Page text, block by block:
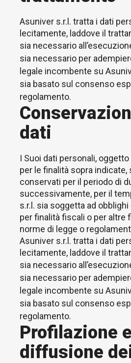
Asuniver s.r.l. tratta i dati
lecitamente, laddove il
sia necessario
sia necessario per
legale incombente su
sia basato sul consenso
regolamento.
dati
I Suoi dati personali,
per le finalità sopra indicate,
conservati per il periodo di
successivamente, per il
s.r.l. sia soggetta ad
per finalità fiscali o per altre
norme di legge o
Asuniver s.r.l. tratta i dati
lecitamente, laddove il
sia necessario
sia necessario per
legale incombente su
sia basato sul consenso
regolamento.
Profilazione e
diffusione